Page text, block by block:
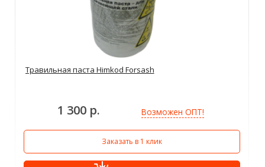
Травильная паста Himkod Forsash
1 300 р. Возможен ОПТ!
Заказать в 1 клик